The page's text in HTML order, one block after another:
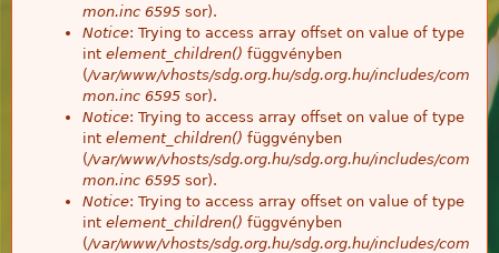
mon.inc 6595 sor).
Notice: Trying to access array offset on value of type
int element_children() függvényben
(/var/www/vhosts/sdg.org.hu/sdg.org.hu/includes/com
mon.inc 6595 sor).
Notice: Trying to access array offset on value of type
int element_children() függvényben
(/var/www/vhosts/sdg.org.hu/sdg.org.hu/includes/com
mon.inc 6595 sor).
Notice: Trying to access array offset on value of type
int element_children() függvényben
(/var/www/vhosts/sdg.org.hu/sdg.org.hu/includes/com